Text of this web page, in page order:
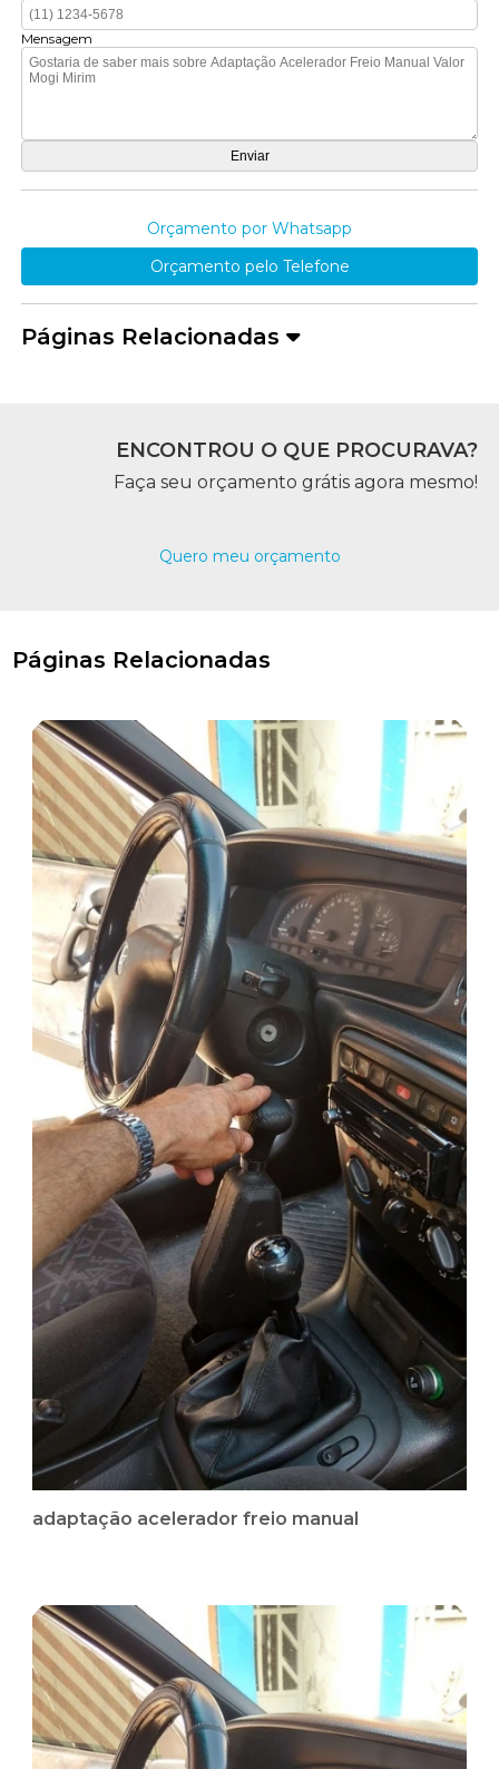
Mensagem
Orçamento por Whatsapp
Orçamento pelo Telefone
Páginas Relacionadas
ENCONTROU O QUE PROCURAVA?
Faça seu orçamento grátis agora mesmo!
Quero meu orçamento
Páginas Relacionadas
adaptação acelerador freio manual